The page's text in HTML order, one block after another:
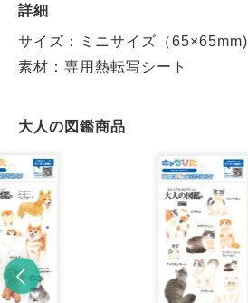
詳細
サイズ：ミニサイズ（65×65mm)
素材：専用熱転写シート
大人の図鑑商品